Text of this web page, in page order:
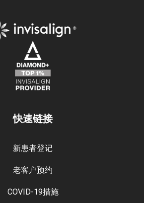
快速链接
新患者登记
老客户预约
COVID-19措施